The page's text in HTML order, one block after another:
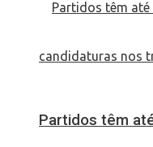
Partidos têm